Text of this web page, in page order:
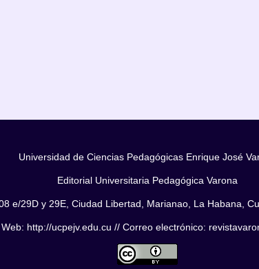
Universidad de Ciencias Pedagógicas Enrique José
Editorial Universitaria Pedagógica Varona
e/29D y 29E, Ciudad Libertad, Marianao, La Habana,
http://ucpejv.edu.cu // Correo electrónico: